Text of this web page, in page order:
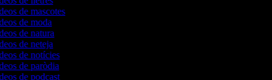
de mascotes
de moda
de natura
de neteja
de notícies
de paròdia
de podcast